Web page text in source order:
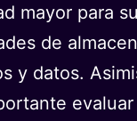
mayor para
de
y datos.
evaluar